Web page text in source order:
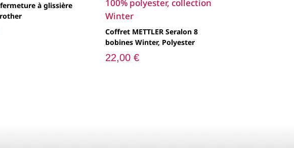
à glissière
Coffret METTLER Seralon 8
bobines Winter, Polyester
22,00€